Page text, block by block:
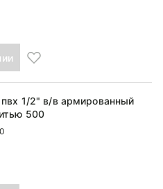
1/2" в/в армированный
500